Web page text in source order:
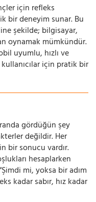
için refleks
bir deneyim sunar. Bu
şekilde; bilgisayar,
oynamak mümkündür.
uyumlu, hızlı ve
için pratik bir
gördüğün şey
değildir. Her
bir sonucu vardır.
hesaplarken
mi, yoksa bir adım
kadar sabır, hız kadar